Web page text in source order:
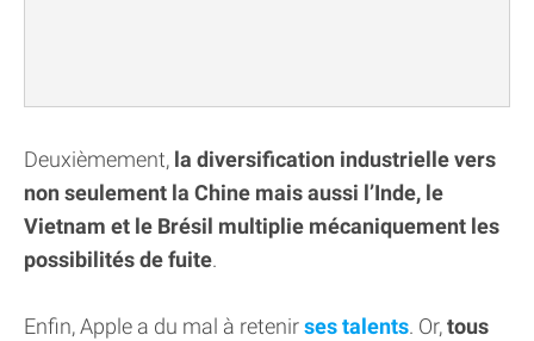
Deuxièmement, la diversification industrielle vers
non seulement la Chine mais aussi l’Inde, le
Vietnam et le Brésil multiplie mécaniquement les
possibilités de fuite.
Enfin, Apple a du mal à retenirses talents. Or,tous